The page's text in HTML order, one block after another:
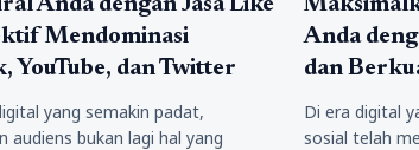
Anda dengan Jasa Like
Mendominasi
YouTube, dan Twitter
yang semakin padat,
audiens bukan lagi hal yang
Anda
dan
Di era digital
sosial telah